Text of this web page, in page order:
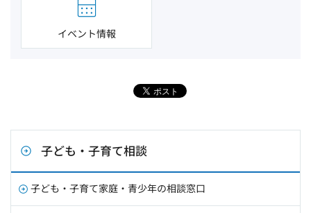
イベント情報
子ども・子育て相談
子ども・子育て家庭・青少年の相談窓口